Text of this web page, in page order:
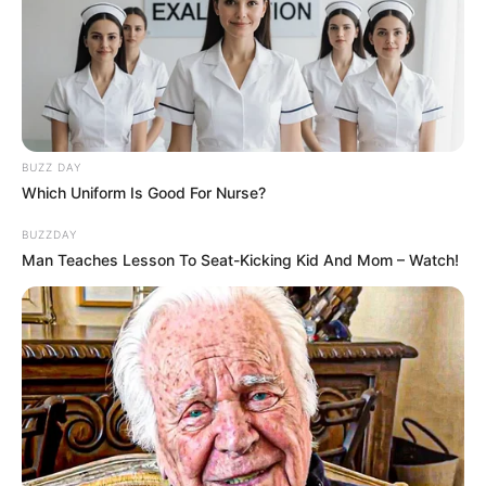
kekasihnya yang lama, Dao.
Usahanya ternyata menjadi rumit saat Aom, si gadis aneh datang
ke kehidupannya.
9. Bangkok Traffic Love Story
BUZZ DAY
Which Uniform Is Good For Nurse?
BUZZDAY
Man Teaches Lesson To Seat-Kicking Kid And Mom – Watch!